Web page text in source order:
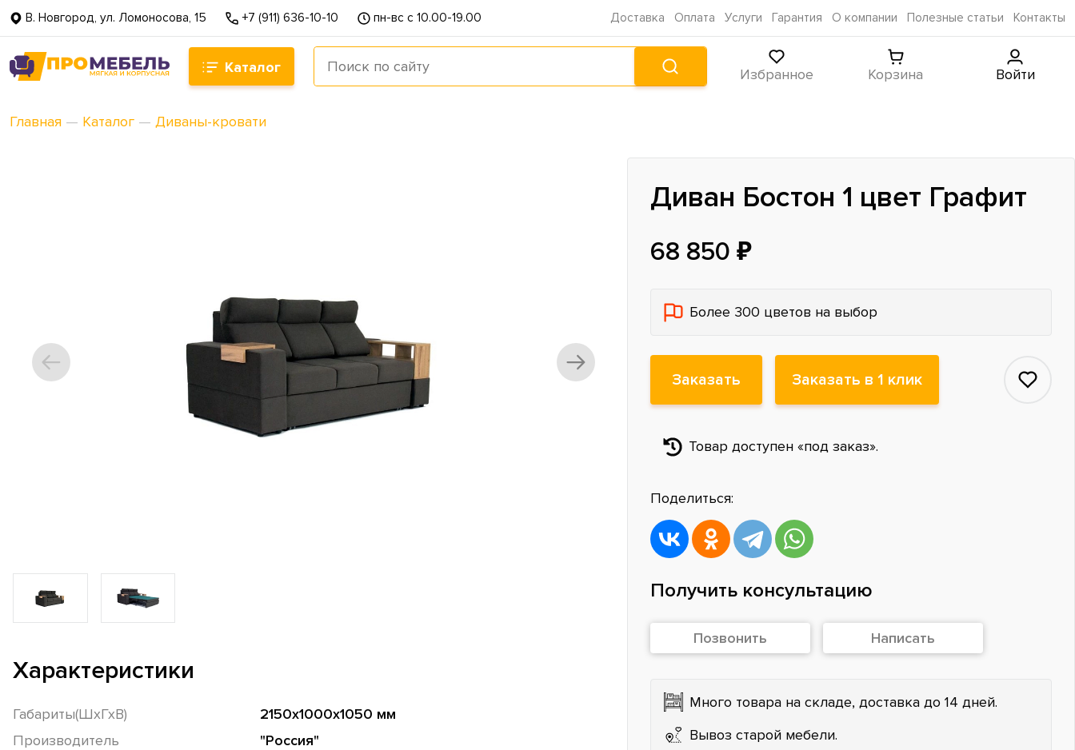
В. Новгород, ул. Ломоносова, 15 +7 (911) 636-10-10 пн-вс с 10.00-19.00 Доставка Оплата Услуги Гарантия О компании Полезные статьи Контакты
Каталог Избранное Корзина Войти
Главная — Каталог — Диваны-кровати
Диван Бостон 1 цвет Графит
68 850 ₽
Более 300 цветов на выбор
Заказать Заказать в 1 клик
Товар доступен «под заказ».
Поделиться:
Получить консультацию
Позвонить Написать
Много товара на складе, доставка до 14 дней.
Вывоз старой мебели.
Характеристики
Габариты(ШхГхВ)
2150х1000х1050 мм
Производитель
"Россия"